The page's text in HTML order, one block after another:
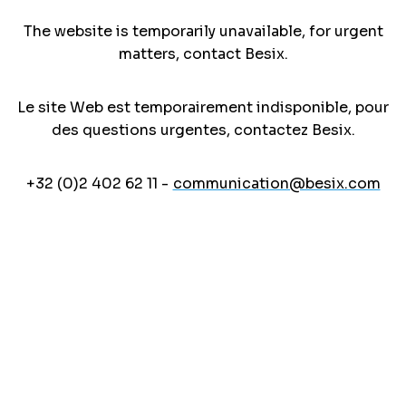
The website is temporarily unavailable, for urgent
matters, contact Besix.
Le site Web est temporairement indisponible, pour
des questions urgentes, contactez Besix.
+32 (0)2 402 62 11 - communication@besix.com